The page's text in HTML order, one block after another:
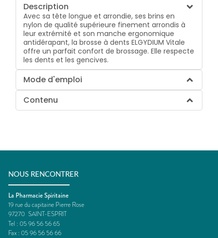
Description
Avec sa tête longue et arrondie, ses brins en
nylon de qualité supérieure finement arrondis à
leur extrémité et son manche ergonomique
antidérapant, la brosse à dents ELGYDIUM Vitale
offre un parfait confort de brossage. Elle respecte
les dents et les gencives.
Mode d'emploi
Contenu
NOUS RENCONTRER
La Pharmacie Spiritaine
19 rue du capitaine Pierre Rose
97270 SAINT-ESPRIT
Tel : 05 96 56 56 65
Fax : 05 96 56 56 66